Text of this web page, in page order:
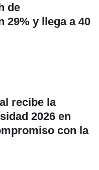
de
29% y llega a 40
recibe la
2026 en
con la